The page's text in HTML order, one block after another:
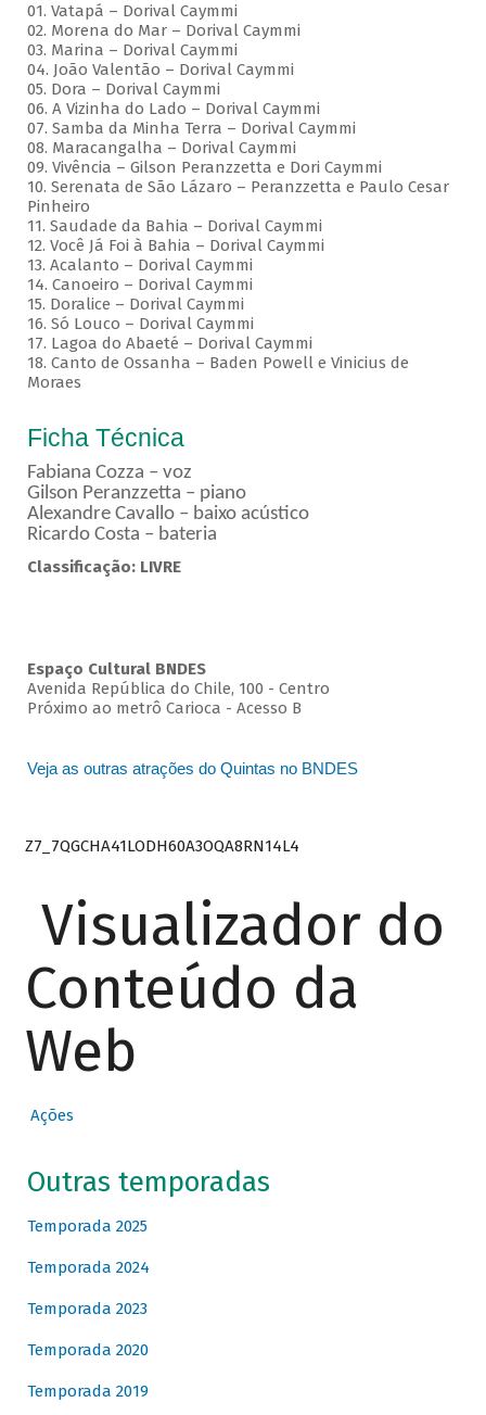
01. Vatapá – Dorival Caymmi
02. Morena do Mar – Dorival Caymmi
03. Marina – Dorival Caymmi
04. João Valentão – Dorival Caymmi
05. Dora – Dorival Caymmi
06. A Vizinha do Lado – Dorival Caymmi
07. Samba da Minha Terra – Dorival Caymmi
08. Maracangalha – Dorival Caymmi
09. Vivência – Gilson Peranzzetta e Dori Caymmi
10. Serenata de São Lázaro – Peranzzetta e Paulo Cesar
Pinheiro
11. Saudade da Bahia – Dorival Caymmi
12. Você Já Foi à Bahia – Dorival Caymmi
13. Acalanto – Dorival Caymmi
14. Canoeiro – Dorival Caymmi
15. Doralice – Dorival Caymmi
16. Só Louco – Dorival Caymmi
17. Lagoa do Abaeté – Dorival Caymmi
18. Canto de Ossanha – Baden Powell e Vinicius de
Moraes
Ficha Técnica
Fabiana Cozza – voz
Gilson Peranzzetta – piano
Alexandre Cavallo – baixo acústico
Ricardo Costa – bateria
Classificação: LIVRE
Espaço Cultural BNDES
Avenida República do Chile, 100 - Centro
Próximo ao metrô Carioca - Acesso B
Veja as outras atrações do Quintas no BNDES
Z7_7QGCHA41LODH60A3OQA8RN14L4
Visualizador do
Conteúdo da
Web
Ações
Outras temporadas
Temporada 2025
Temporada 2024
Temporada 2023
Temporada 2020
Temporada 2019